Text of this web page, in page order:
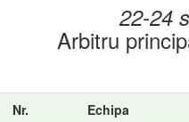
22-24
Arbitru
Nr. Echipa